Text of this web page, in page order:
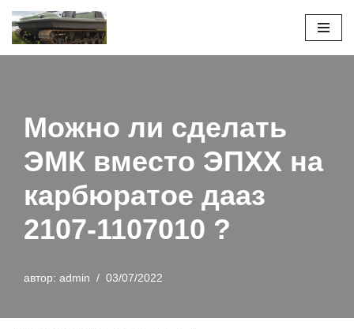
Перейти
Можно ли сделать
ЭМК вместо ЭПХХ на
карбюратое дааз
2107-1107010 ?
автор: admin 03/07/2022